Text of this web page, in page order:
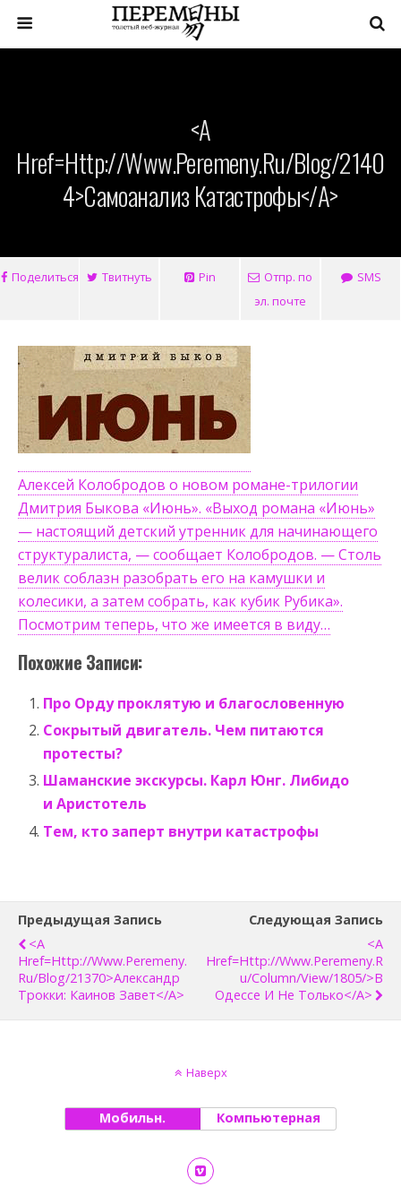
<a
Href=http://www.peremeny.ru/blog/2140
4>Самоанализ Катастрофы</a>
Поделиться Твитнуть Pin
Отпр. по
эл. почте
SMS
Алексей Колобродов о новом романе-трилогии
Дмитрия Быкова «Июнь». «Выход романа «Июнь»
— настоящий детский утренник для начинающего
структуралиста, — сообщает Колобродов. — Столь
велик соблазн разобрать его на камушки и
колесики, а затем собрать, как кубик Рубика».
Посмотрим теперь, что же имеется в виду…
Похожие Записи:
Про Орду проклятую и благословенную
Сокрытый двигатель. Чем питаются
протесты?
Шаманские экскурсы. Карл Юнг. Либидо
и Аристотель
Тем, кто заперт внутри катастрофы
Предыдущая Запись
<a
Href=http://www.peremeny.
Ru/blog/21370>Александр
Трокки: Каинов Завет</a>
Следующая Запись
<a
Href=http://www.peremeny.r
U/column/view/1805/>В
Одессе И Не Только</a>
Наверх
Мобильн. Компьютерная